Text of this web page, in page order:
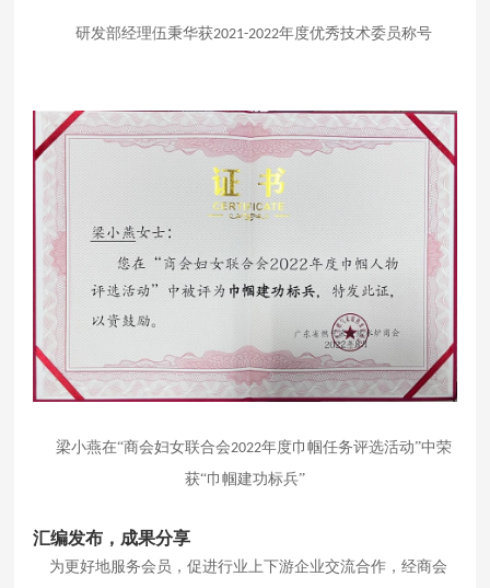
研发部经理伍秉华获2021-2022年度优秀技术委员称号
梁小燕在“商会妇女联合会2022年度巾帼任务评选活动”中荣
获“巾帼建功标兵”
汇编发布，成果分享
为更好地服务会员，促进行业上下游企业交流合作，经商会